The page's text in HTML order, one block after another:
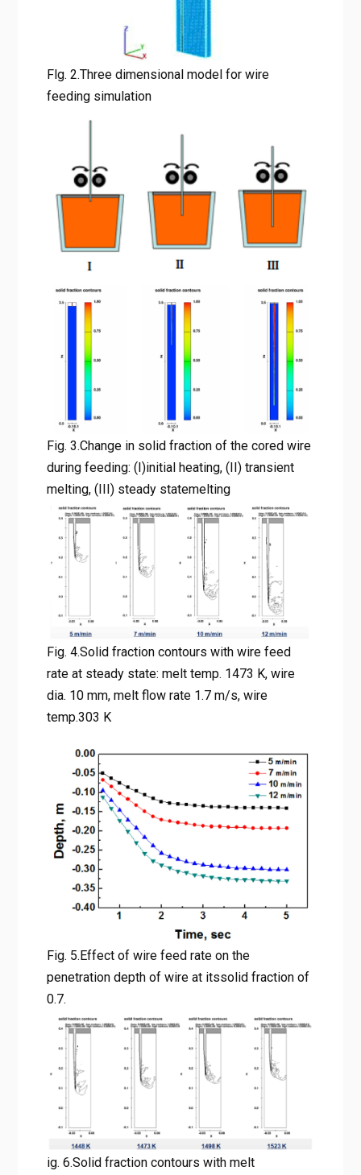
Flg. 2.Three dimensional model for wire
feeding simulation
Fig. 3.Change in solid fraction of the cored wire
during feeding: (I)initial heating, (II) transient
melting, (III) steady statemelting
Fig. 4.Solid fraction contours with wire feed
rate at steady state: melt temp. 1473 K, wire
dia. 10 mm, melt flow rate 1.7 m/s, wire
temp.303 K
Fig. 5.Effect of wire feed rate on the
penetration depth of wire at itssolid fraction of
0.7.
ig. 6.Solid fraction contours with melt